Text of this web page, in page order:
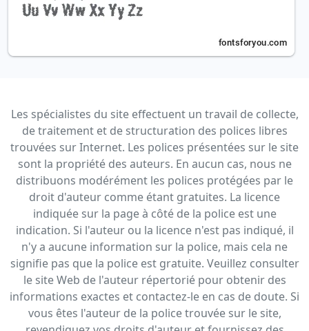
Les spécialistes du site effectuent un travail de collecte,
de traitement et de structuration des polices libres
trouvées sur Internet. Les polices présentées sur le site
sont la propriété des auteurs. En aucun cas, nous ne
distribuons modérément les polices protégées par le
droit d'auteur comme étant gratuites. La licence
indiquée sur la page à côté de la police est une
indication. Si l'auteur ou la licence n'est pas indiqué, il
n'y a aucune information sur la police, mais cela ne
signifie pas que la police est gratuite. Veuillez consulter
le site Web de l'auteur répertorié pour obtenir des
informations exactes et contactez-le en cas de doute. Si
vous êtes l'auteur de la police trouvée sur le site,